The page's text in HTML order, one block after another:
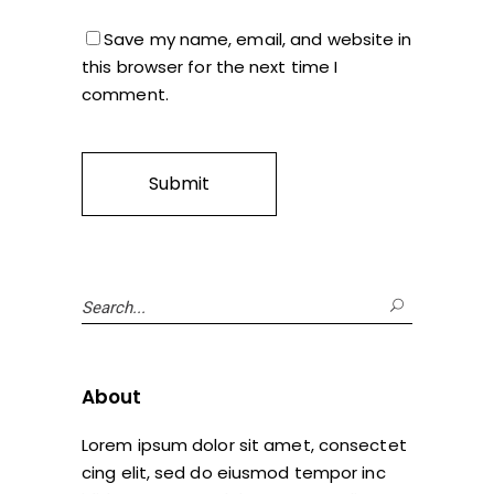
Save my name, email, and website in
this browser for the next time I
comment.
Search
for:
About
Lorem ipsum dolor sit amet, consectet
cing elit, sed do eiusmod tempor inc